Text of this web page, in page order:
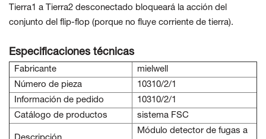
Tierra1 a Tierra2 desconectado bloqueará la acción del
conjunto del flip-flop (porque no fluye corriente de tierra).
Especificaciones técnicas
Fabricante
mielwell
Número de pieza
10310/2/1
Información de pedido
10310/2/1
Catálogo de productos
sistema FSC
Módulo detector de fugas a